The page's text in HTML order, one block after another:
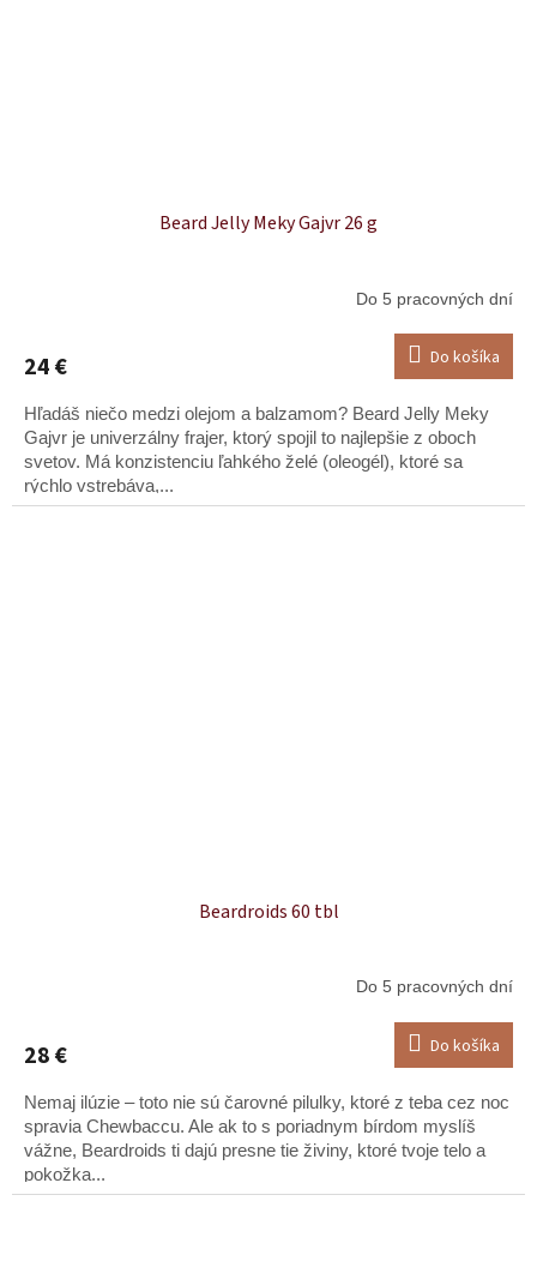
Beard Jelly Meky Gajvr 26 g
Do 5 pracovných dní
24 € Do košíka
Hľadáš niečo medzi olejom a balzamom? Beard Jelly Meky
Gajvr je univerzálny frajer, ktorý spojil to najlepšie z oboch
svetov. Má konzistenciu ľahkého želé (oleogél), ktoré sa
rýchlo vstrebáva,...
Beardroids 60 tbl
Do 5 pracovných dní
28 € Do košíka
Nemaj ilúzie – toto nie sú čarovné pilulky, ktoré z teba cez noc
spravia Chewbaccu. Ale ak to s poriadnym bírdom myslíš
vážne, Beardroids ti dajú presne tie živiny, ktoré tvoje telo a
pokožka...